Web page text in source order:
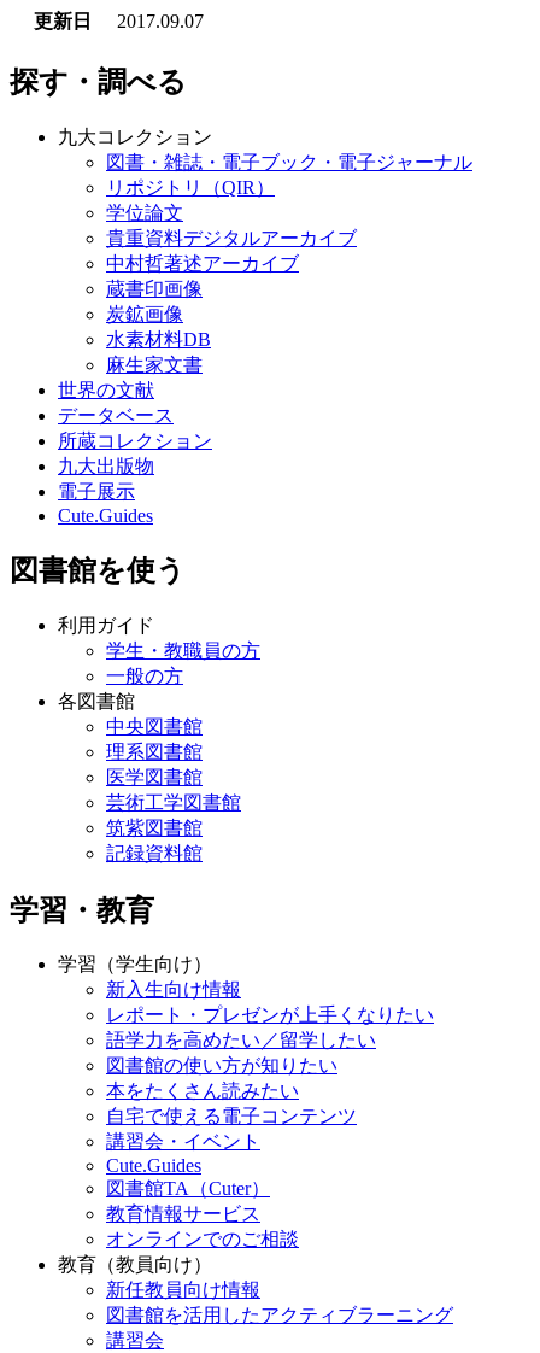
更新日
2017.09.07
探す・調べる
九大コレクション
図書・雑誌・電子ブック・電子ジャーナル
リポジトリ（QIR）
学位論文
貴重資料デジタルアーカイブ
中村哲著述アーカイブ
蔵書印画像
炭鉱画像
水素材料DB
麻生家文書
世界の文献
データベース
所蔵コレクション
九大出版物
電子展示
Cute.Guides
図書館を使う
利用ガイド
学生・教職員の方
一般の方
各図書館
中央図書館
理系図書館
医学図書館
芸術工学図書館
筑紫図書館
記録資料館
学習・教育
学習（学生向け）
新入生向け情報
レポート・プレゼンが上手くなりたい
語学力を高めたい／留学したい
図書館の使い方が知りたい
本をたくさん読みたい
自宅で使える電子コンテンツ
講習会・イベント
Cute.Guides
図書館TA（Cuter）
教育情報サービス
オンラインでのご相談
教育（教員向け）
新任教員向け情報
図書館を活用したアクティブラーニング
講習会